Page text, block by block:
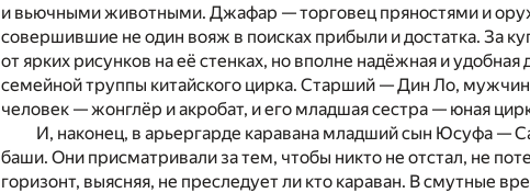
и вьючными животными. Джафар — торговец пряностями и
совершившие не один вояж в поисках прибыли и достатка. За
от ярких рисунков на её стенках, но вполне надёжная и
семейной труппы китайского цирка. Старший — Дин Ло,
человек — жонглёр и акробат, и его младшая сестра — юная
И, наконец, в арьергарде каравана младший сын Юсуфа —
баши. Они присматривали за тем, чтобы никто не отстал, не
горизонт, выясняя, не преследует ли кто караван. В смутные